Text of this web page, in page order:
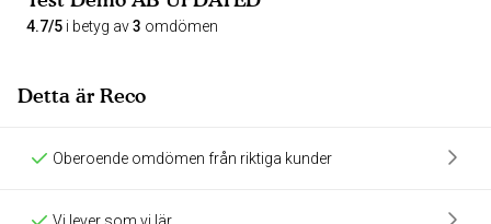
4.7/5 i betyg av3 omdömen
Detta är Reco
Oberoende omdömen från riktiga kunder